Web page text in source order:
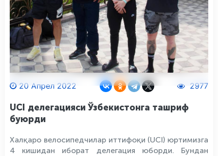
20 Апрел 2022 2977
UCI делегацияси Ўзбекистонга ташриф
буюрди
Халқаро велосипедчилар иттифоқи (UCI) юртимизга
4 кишидан иборат делегация юборди. Бундан